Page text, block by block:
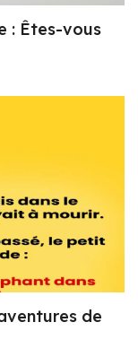
: Êtes-vous
de